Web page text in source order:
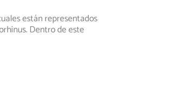
están representados
Dentro de este